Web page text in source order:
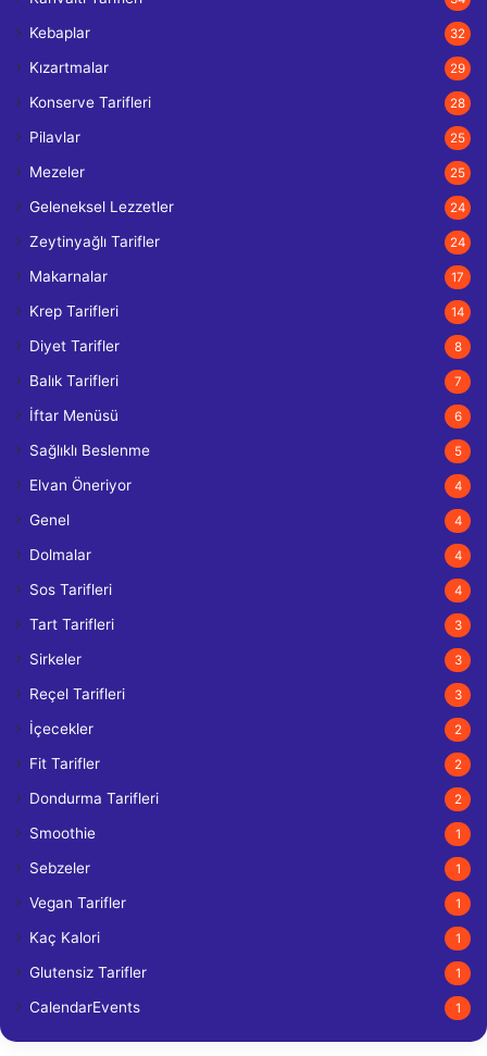
Kebaplar 32
Kızartmalar 29
Konserve Tarifleri 28
Pilavlar 25
Mezeler 25
Geleneksel Lezzetler 24
Zeytinyağlı Tarifler 24
Makarnalar 17
Krep Tarifleri 14
Diyet Tarifler 8
Balık Tarifleri 7
İftar Menüsü 6
Sağlıklı Beslenme 5
Elvan Öneriyor 4
Genel 4
Dolmalar 4
Sos Tarifleri 4
Tart Tarifleri 3
Sirkeler 3
Reçel Tarifleri 3
İçecekler 2
Fit Tarifler 2
Dondurma Tarifleri 2
Smoothie 1
Sebzeler 1
Vegan Tarifler 1
Kaç Kalori 1
Glutensiz Tarifler 1
CalendarEvents 1